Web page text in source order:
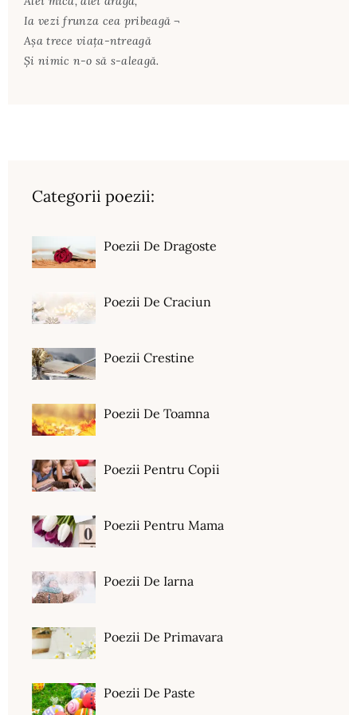
Ia vezi frunza cea pribeagă ¬
Așa trece viața-ntreagă
Și nimic n-o să s-aleagă.
Categorii poezii:
Poezii De Dragoste
Poezii De Craciun
Poezii Crestine
Poezii De Toamna
Poezii Pentru Copii
Poezii Pentru Mama
Poezii De Iarna
Poezii De Primavara
Poezii De Paste